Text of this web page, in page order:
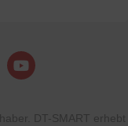
DT-SMART erhebt